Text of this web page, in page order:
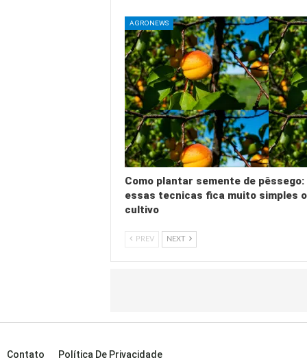
AGRONEWS
Como plantar semente de pêssego:
essas tecnicas fica muito simples o
cultivo
PREV NEXT
Contato Política De Privacidade